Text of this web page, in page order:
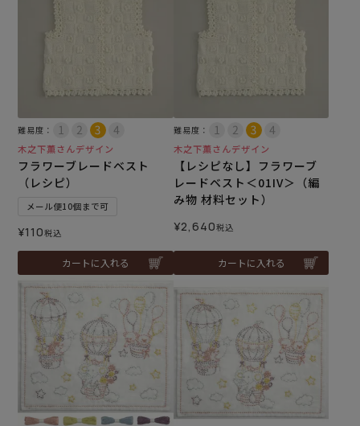
難易度：
木之下薫さんデザイン
フラワーブレードベスト
（レシピ）
メール便10個まで可
¥110税込
カートに入れる
難易度：
木之下薫さんデザイン
【レシピなし】フラワーブ
レードベスト＜01IV＞（編
み物 材料セット）
¥2,640税込
カートに入れる